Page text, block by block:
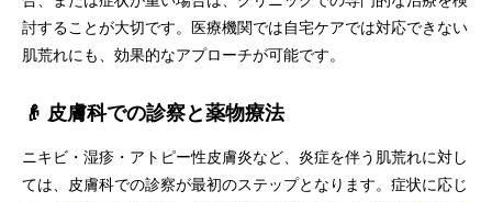
討することが大切です。医療機関では自宅ケアでは対応できない
肌荒れにも、効果的なアプローチが可能です。
👴 皮膚科での診察と薬物療法
ニキビ・湿疹・アトピー性皮膚炎など、炎症を伴う肌荒れに対し
ては、皮膚科での診察が最初のステップとなります。症状に応じ